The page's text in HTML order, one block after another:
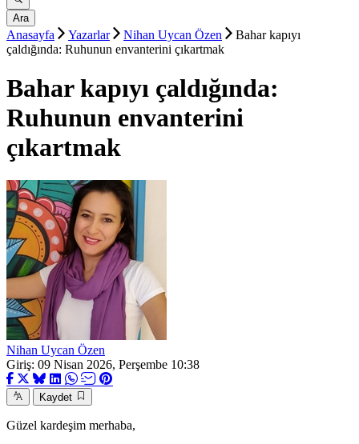
Ara
Anasayfa Yazarlar Nihan Uycan Özen
Bahar kapıyı
çaldığında: Ruhunun envanterini çıkartmak
Bahar kapıyı çaldığında:
Ruhunun envanterini
çıkartmak
Nihan Uycan Özen
Giriş: 09 Nisan 2026, Perşembe 10:38
Kaydet
Güzel kardeşim merhaba,